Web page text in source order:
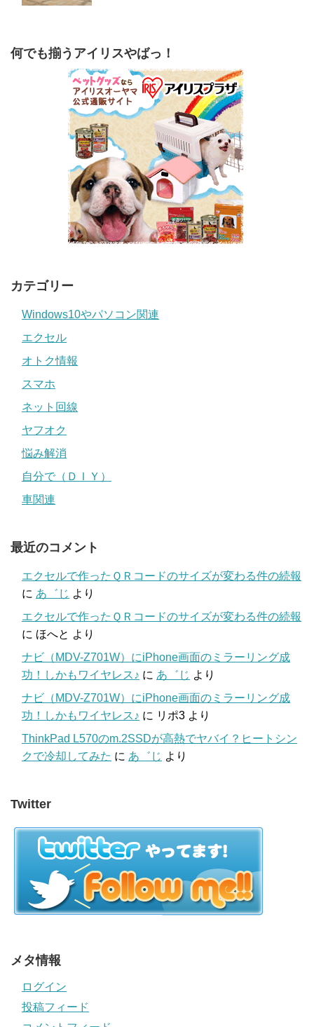
何でも揃うアイリスやばっ！
カテゴリー
Windows10やパソコン関連
エクセル
オトク情報
スマホ
ネット回線
ヤフオク
悩み解消
自分で（ＤＩＹ）
車関連
最近のコメント
エクセルで作ったＱＲコードのサイズが変わる件の続報
に あ゛じ より
エクセルで作ったＱＲコードのサイズが変わる件の続報
に ほへと より
ナビ（MDV-Z701W）にiPhone画面のミラーリング成
功！しかもワイヤレス♪ に あ゛じ より
ナビ（MDV-Z701W）にiPhone画面のミラーリング成
功！しかもワイヤレス♪ に リポ3 より
ThinkPad L570のm.2SSDが高熱でヤバイ？ヒートシン
クで冷却してみた に あ゛じ より
Twitter
メタ情報
ログイン
投稿フィード